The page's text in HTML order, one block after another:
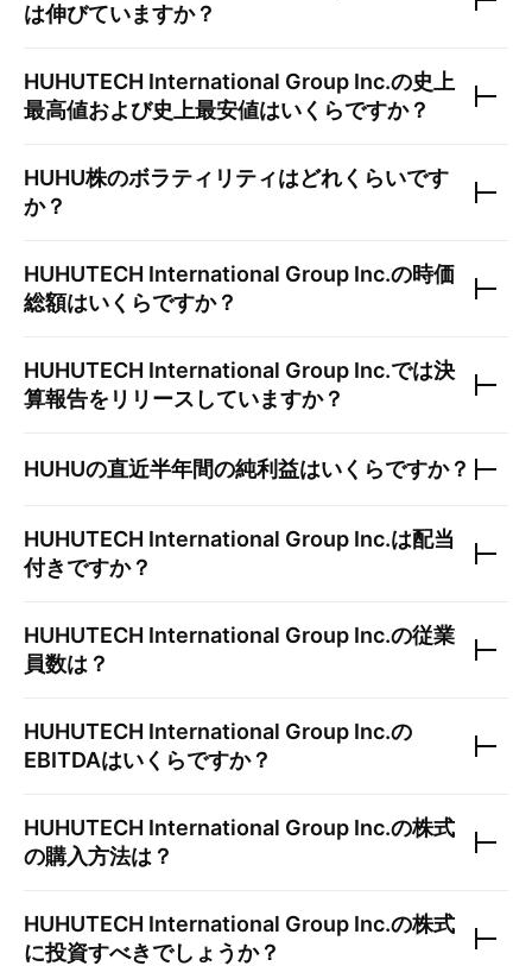
は伸びていますか？
HUHUTECH International Group Inc.の史上
最高値および史上最安値はいくらですか？
HUHU株のボラティリティはどれくらいです
か？
HUHUTECH International Group Inc.の時価
総額はいくらですか？
HUHUTECH International Group Inc.では決
算報告をリリースしていますか？
HUHUの直近半年間の純利益はいくらですか？
HUHUTECH International Group Inc.は配当
付きですか？
HUHUTECH International Group Inc.の従業
員数は？
HUHUTECH International Group Inc.の
EBITDAはいくらですか？
HUHUTECH International Group Inc.の株式
の購入方法は？
HUHUTECH International Group Inc.の株式
に投資すべきでしょうか？